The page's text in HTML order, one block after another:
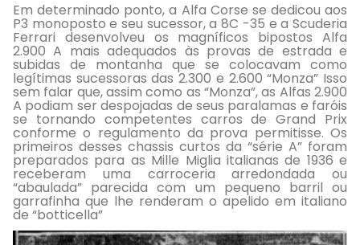
Em determinado ponto, a Alfa Corse se dedicou aos
P3 monoposto e seu sucessor, a 8C -35 e a Scuderia
Ferrari desenvolveu os magníficos bipostos Alfa
2.900 A mais adequados às provas de estrada e
subidas de montanha que se colocavam como
legítimas sucessoras das 2.300 e 2.600 “Monza” Isso
sem falar que, assim como as “Monza”, as Alfas 2.900
A podiam ser despojadas de seus paralamas e faróis
se tornando competentes carros de Grand Prix
conforme o regulamento da prova permitisse. Os
primeiros desses chassis curtos da “série A” foram
preparados para as Mille Miglia italianas de 1936 e
receberam uma carroceria arredondada ou
“abaulada” parecida com um pequeno barril ou
garrafinha que lhe renderam o apelido em italiano
de “botticella”